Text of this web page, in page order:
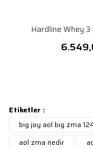
Hardline Whey
Etiketler :
big joy aol big zma
aol zma nedir